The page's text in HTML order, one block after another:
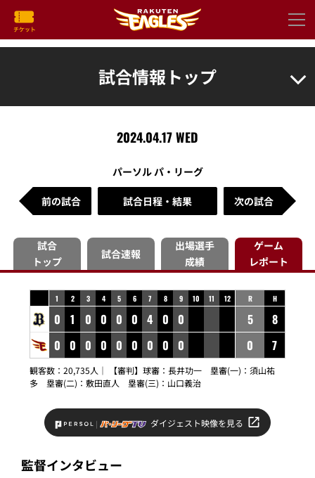
試合情報トップ
2024.04.17 WED
パーソル パ・リーグ
前の試合 試合日程・結果 次の試合
試合
トップ
試合速報
出場選手
成績
ゲーム
レポート
1 2 3 4 5 6 7 8 9 10 11 12
0 1 0 0 0 0 4 0 0
0 0 0 0 0 0 0 0 0
R H
5
8
0
7
観客数：20,735人｜ 【審判】球審：長井功一 塁審(一)：須山祐
多 塁審(二)：敷田直人 塁審(三)：山口義治
ダイジェスト映像を見る
監督インタビュー